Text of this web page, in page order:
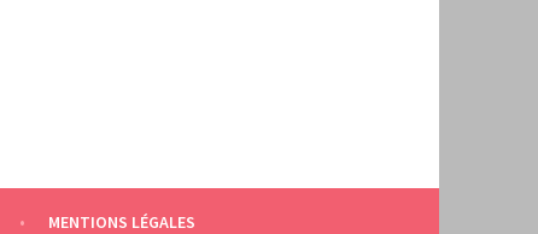
MENTIONS LÉGALES